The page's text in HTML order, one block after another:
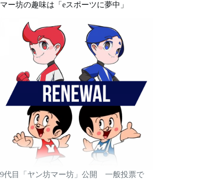
マー坊の趣味は「eスポーツに夢中」
9代目「ヤン坊マー坊」公開 一般投票で